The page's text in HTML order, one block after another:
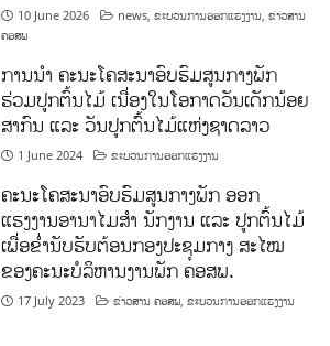
10 June 2026 news,ຂະບວນການອອກແຮງງານ,ຂ່າວສານ
ຄອສພ
ການນໍາ ຄະນະໂຄສະນາອົບຮົມສູນກາງພັກ
ຮ່ວມປູກຕົ້ນໄມ້ ເນື່ອງໃນໂອກາດວັນເດັກນ້ອຍ
ສາກົນ ແລະ ວັນປູກຕົ້ນໄມ້ແຫ່ງຊາດລາວ
1 June 2024 ຂະບວນການອອກແຮງງານ
ຄະນະໂຄສະນາອົບຮົມສູນກາງພັກ ອອກ
ແຮງງານອານາໄມສໍາ ນັກງານ ແລະ ປູກຕົ້ນໄມ້
ເພື່ອຂໍ່ານັບຮັບຕ້ອນກອງປະຊຸມກາງ ສະໄໝ
ຂອງຄະນະບໍລິຫານງານພັກ ຄອສພ.
17 July 2023 ຂ່າວສານ ຄອສພ,ຂະບວນການອອກແຮງງານ